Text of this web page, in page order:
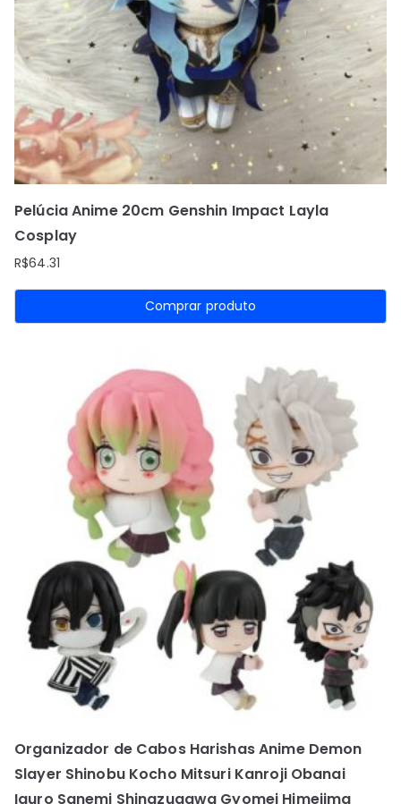
Pelúcia Anime 20cm Genshin Impact Layla
Cosplay
R$64.31
Comprar produto
Organizador de Cabos Harishas Anime Demon
Slayer Shinobu Kocho Mitsuri Kanroji Obanai
Iguro Sanemi Shinazugawa Gyomei Himejima